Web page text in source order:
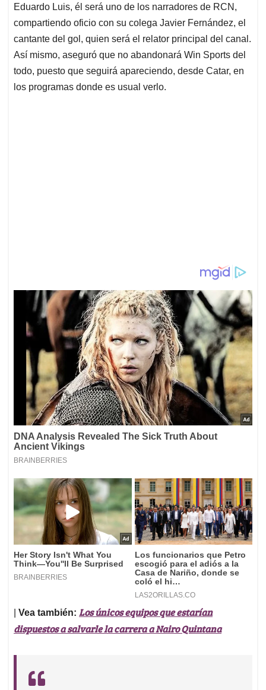
Eduardo Luis, él será uno de los narradores de RCN,
compartiendo oficio con su colega Javier Fernández, el
cantante del gol, quien será el relator principal del canal.
Así mismo, aseguró que no abandonará Win Sports del
todo, puesto que seguirá apareciendo, desde Catar, en
los programas donde es usual verlo.
Vea también: Los únicos equipos que estarían
dispuestos a salvarle la carrera a Nairo Quintana